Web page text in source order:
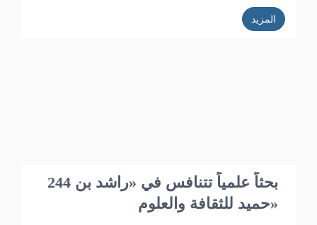
المملكة العربية السعودية ثم الإمارات، ثم سلطنة عمان ثم البحرين
والكويت.
المزيد
244 بحثاً علمياً تتنافس في «راشد بن
حميد للثقافة والعلوم»